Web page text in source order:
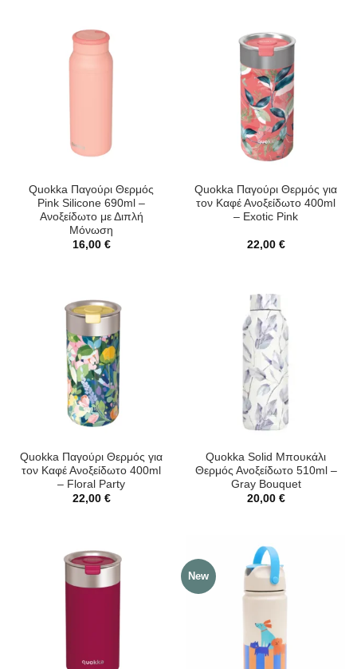
Quokka Παγούρι Θερμός
Pink Silicone 690ml –
Ανοξείδωτο με Διπλή
Μόνωση
16,00 €
Quokka Παγούρι Θερμός για
τον Καφέ Ανοξείδωτο 400ml
– Exotic Pink
22,00 €
Quokka Παγούρι Θερμός για
τον Καφέ Ανοξείδωτο 400ml
– Floral Party
22,00 €
Quokka Solid Μπουκάλι
Θερμός Ανοξείδωτο 510ml –
Gray Bouquet
20,00 €
New